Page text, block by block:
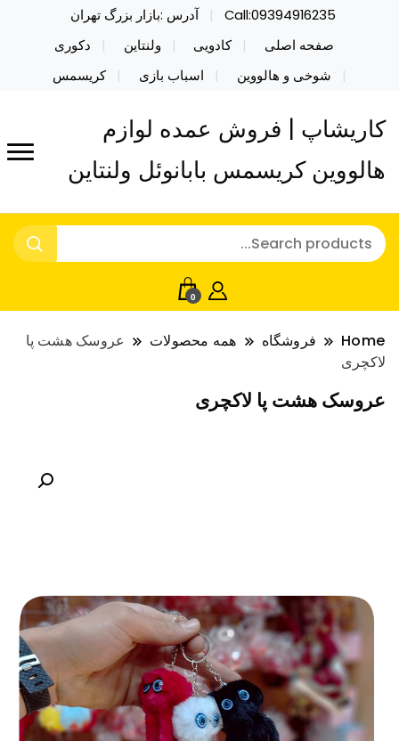
Call:09394916235
آدرس :بازار بزرگ تهران
صفحه اصلی
کادویی ولنتاین
دکوری
شوخی و هالووین
اسباب بازی کریسمس
کاریشاپ | فروش عمده لوازم
هالووین کریسمس بابانوئل ولنتاین
0
Home فروشگاه همه محصولات
عروسک هشت پا
لاکچری
عروسک هشت پا لاکچری